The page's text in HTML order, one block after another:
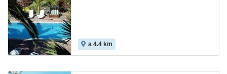
a 4.4 km